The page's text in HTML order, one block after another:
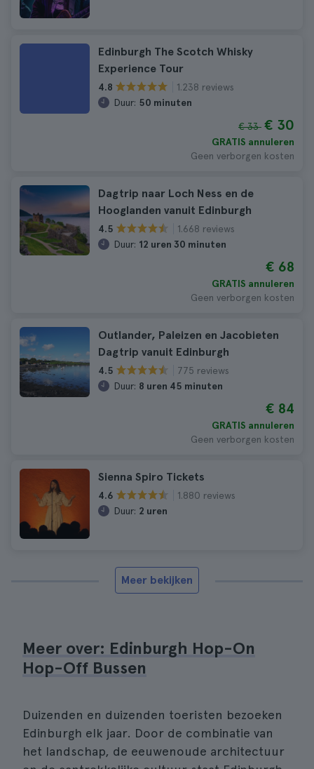
Edinburgh The Scotch Whisky
Experience Tour
4.8
1.238 reviews
Duur: 50 minuten
€ 33 € 30
GRATIS annuleren
Geen verborgen kosten
Dagtrip naar Loch Ness en de
Hooglanden vanuit Edinburgh
4.5
1.668 reviews
Duur: 12 uren 30 minuten
€ 68
GRATIS annuleren
Geen verborgen kosten
Outlander, Paleizen en Jacobieten
Dagtrip vanuit Edinburgh
4.5
775 reviews
Duur: 8 uren 45 minuten
€ 84
GRATIS annuleren
Geen verborgen kosten
Sienna Spiro Tickets
4.6
1.880 reviews
Duur: 2 uren
Meer bekijken
Meer over: Edinburgh Hop-On
Hop-Off Bussen
Duizenden en duizenden toeristen bezoeken
Edinburgh elk jaar. Door de combinatie van
het landschap, de eeuwenoude architectuur